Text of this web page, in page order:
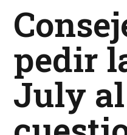
pedir
July al